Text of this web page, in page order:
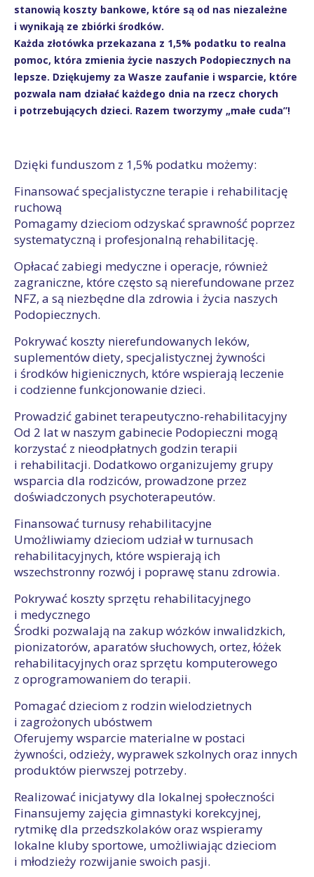
stanowią koszty bankowe, które są od nas niezależne
i wynikają ze zbiórki środków.
Każda złotówka przekazana z 1,5% podatku to realna
pomoc, która zmienia życie naszych Podopiecznych na
lepsze. Dziękujemy za Wasze zaufanie i wsparcie, które
pozwala nam działać każdego dnia na rzecz chorych
i potrzebujących dzieci. Razem tworzymy „małe cuda”!
Dzięki funduszom z 1,5% podatku możemy:
Finansować specjalistyczne terapie i rehabilitację
ruchową
Pomagamy dzieciom odzyskać sprawność poprzez
systematyczną i profesjonalną rehabilitację.
Opłacać zabiegi medyczne i operacje, również
zagraniczne, które często są nierefundowane przez
NFZ, a są niezbędne dla zdrowia i życia naszych
Podopiecznych.
Pokrywać koszty nierefundowanych leków,
suplementów diety, specjalistycznej żywności
i środków higienicznych, które wspierają leczenie
i codzienne funkcjonowanie dzieci.
Prowadzić gabinet terapeutyczno-rehabilitacyjny
Od 2 lat w naszym gabinecie Podopieczni mogą
korzystać z nieodpłatnych godzin terapii
i rehabilitacji. Dodatkowo organizujemy grupy
wsparcia dla rodziców, prowadzone przez
doświadczonych psychoterapeutów.
Finansować turnusy rehabilitacyjne
Umożliwiamy dzieciom udział w turnusach
rehabilitacyjnych, które wspierają ich
wszechstronny rozwój i poprawę stanu zdrowia.
Pokrywać koszty sprzętu rehabilitacyjnego
i medycznego
Środki pozwalają na zakup wózków inwalidzkich,
pionizatorów, aparatów słuchowych, ortez, łóżek
rehabilitacyjnych oraz sprzętu komputerowego
z oprogramowaniem do terapii.
Pomagać dzieciom z rodzin wielodzietnych
i zagrożonych ubóstwem
Oferujemy wsparcie materialne w postaci
żywności, odzieży, wyprawek szkolnych oraz innych
produktów pierwszej potrzeby.
Realizować inicjatywy dla lokalnej społeczności
Finansujemy zajęcia gimnastyki korekcyjnej,
rytmikę dla przedszkolaków oraz wspieramy
lokalne kluby sportowe, umożliwiając dzieciom
i młodzieży rozwijanie swoich pasji.